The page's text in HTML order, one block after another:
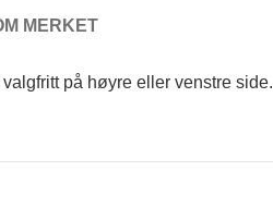
MERKET
på høyre eller venstre side.